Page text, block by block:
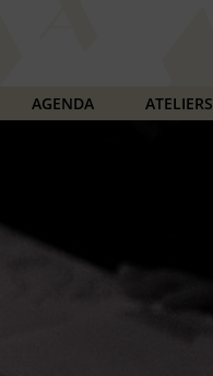
AGENDA ATELIERS